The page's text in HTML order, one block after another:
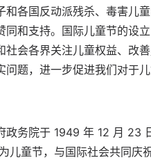
各国反动派残杀、毒害儿
和支持。国际儿童节的设
社会各界关注儿童权益、改
题，进一步促进我们对于儿
政务院于 1949 年 12 月 23
儿童节，与国际社会共同庆